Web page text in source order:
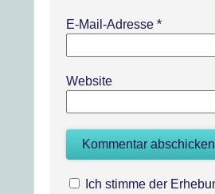
E-Mail-Adresse *
Website
Ich stimme der